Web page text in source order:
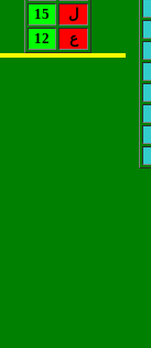
15
ل
12
ع